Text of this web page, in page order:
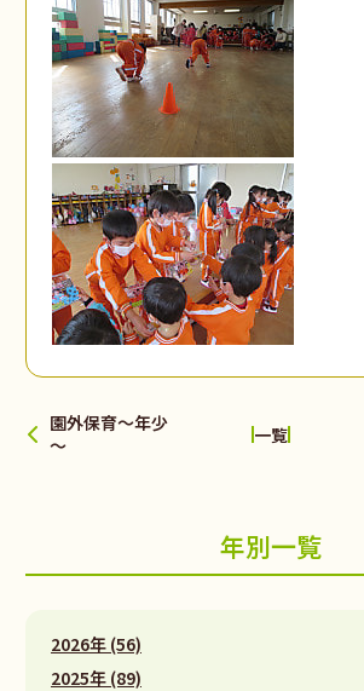
園外保育～年少
～
一覧
年別一覧
2026年 (56)
2025年 (89)